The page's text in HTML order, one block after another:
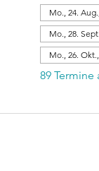
Mo., 24.
Mo., 28.
Mo., 26.
89 Termine